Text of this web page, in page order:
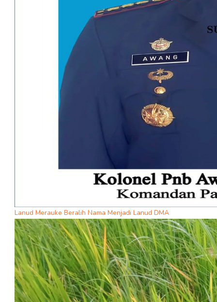
Lanud Merauke Beralih Nama Menjadi Lanud DMA